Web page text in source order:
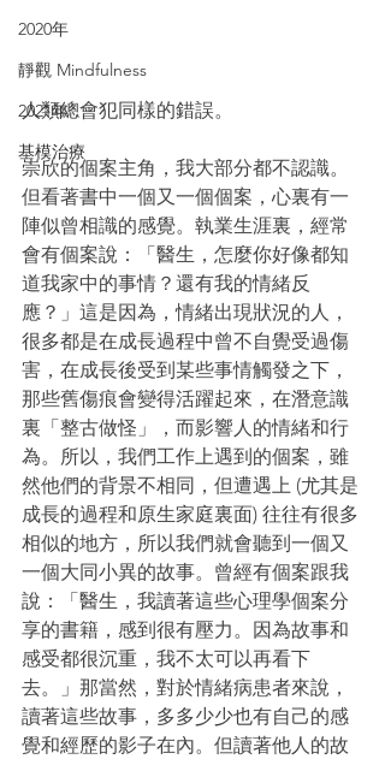
2020年
靜觀 Mindfulness
2021年
基模治療
人類總會犯同樣的錯誤。
崇欣的個案主角，我大部分都不認識。
但看著書中一個又一個個案，心裏有一
陣似曾相識的感覺。執業生涯裏，經常
會有個案說：「醫生，怎麼你好像都知
道我家中的事情？還有我的情緒反
應？」這是因為，情緒出現狀況的人，
很多都是在成長過程中曾不自覺受過傷
害，在成長後受到某些事情觸發之下，
那些舊傷痕會變得活躍起來，在潛意識
裏「整古做怪」，而影響人的情緒和行
為。所以，我們工作上遇到的個案，雖
然他們的背景不相同，但遭遇上 (尤其是
成長的過程和原生家庭裏面) 往往有很多
相似的地方，所以我們就會聽到一個又
一個大同小異的故事。曾經有個案跟我
說：「醫生，我讀著這些心理學個案分
享的書籍，感到很有壓力。因為故事和
感受都很沉重，我不太可以再看下
去。」那當然，對於情緒病患者來說，
讀著這些故事，多多少少也有自己的感
覺和經歷的影子在內。但讀著他人的故